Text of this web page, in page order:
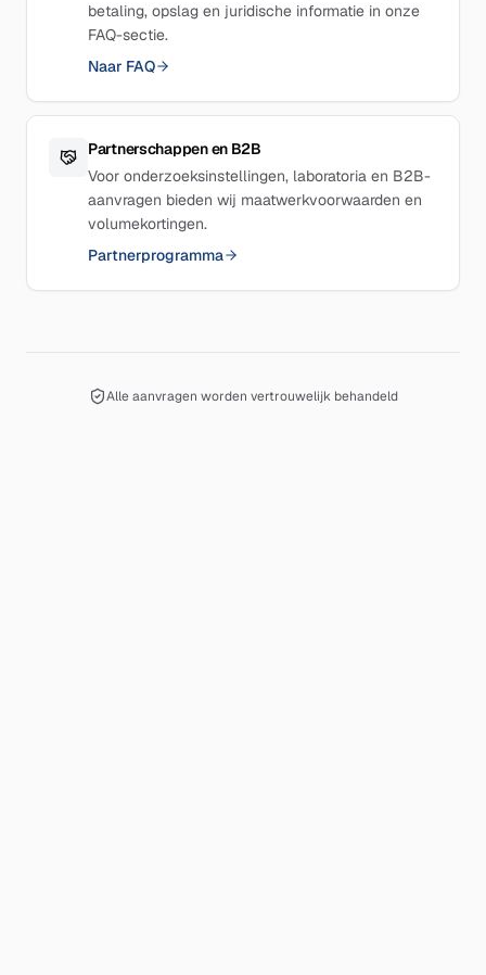
betaling, opslag en juridische informatie in onze
FAQ-sectie.
Naar FAQ
Partnerschappen en B2B
Voor onderzoeksinstellingen, laboratoria en B2B-
aanvragen bieden wij maatwerkvoorwaarden en
volumekortingen.
Partnerprogramma
Alle aanvragen worden vertrouwelijk behandeld